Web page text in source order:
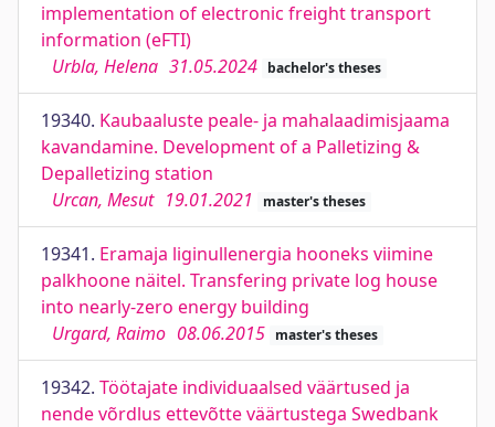
implementation of electronic freight transport
information (eFTI)
Urbla, Helena 31.05.2024 bachelor's theses
19340. Kaubaaluste peale- ja mahalaadimisjaama
kavandamine. Development of a Palletizing &
Depalletizing station
Urcan, Mesut 19.01.2021 master's theses
19341. Eramaja liginullenergia hooneks viimine
palkhoone näitel. Transfering private log house
into nearly-zero energy building
Urgard, Raimo 08.06.2015 master's theses
19342. Töötajate individuaalsed väärtused ja
nende võrdlus ettevõtte väärtustega Swedbank